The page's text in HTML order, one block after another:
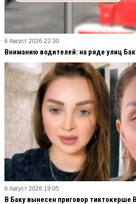
6 Август 2026 22:30
Вниманию водителей: на ряде улиц
6 Август 2026 19:05
В Баку вынесен приговор тиктокерше